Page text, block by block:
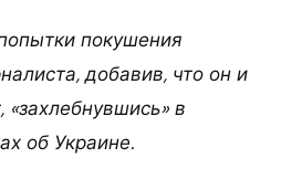
покушения
добавив, что он и
«захлебнувшись» в
об Украине.